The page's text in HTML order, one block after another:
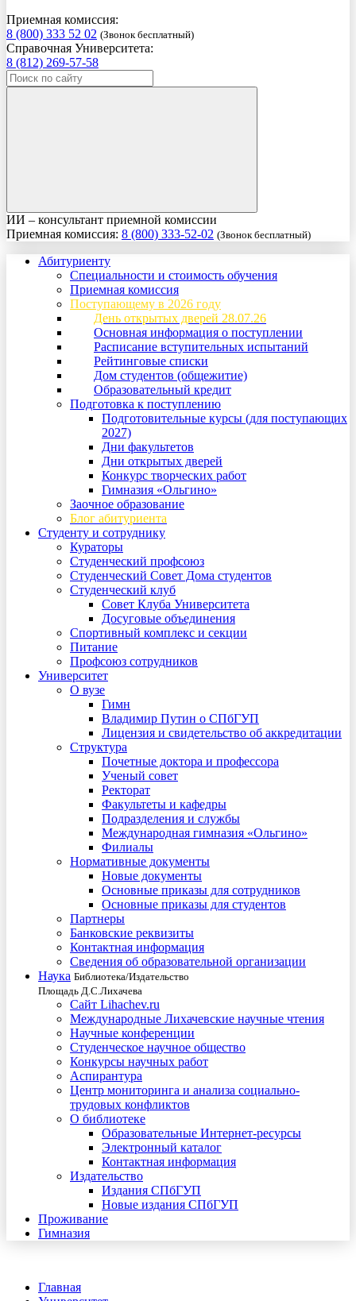
Приемная комиссия:
8 (800) 333 52 02 (Звонок бесплатный)
Справочная Университета:
8 (812) 269-57-58
ИИ – консультант приемной комиссии
Приемная комиссия: 8 (800) 333-52-02 (Звонок бесплатный)
Абитуриенту
Специальности и стоимость обучения
Приемная комиссия
Поступающему в 2026 году
День открытых дверей 28.07.26
Основная информация о поступлении
Расписание вступительных испытаний
Рейтинговые списки
Дом студентов (общежитие)
Образовательный кредит
Подготовка к поступлению
Подготовительные курсы (для поступающих
2027)
Дни факультетов
Дни открытых дверей
Конкурс творческих работ
Гимназия «Ольгино»
Заочное образование
Блог абитуриента
Студенту и сотруднику
Кураторы
Студенческий профсоюз
Студенческий Совет Дома студентов
Студенческий клуб
Совет Клуба Университета
Досуговые объединения
Спортивный комплекс и секции
Питание
Профсоюз сотрудников
Университет
О вузе
Гимн
Владимир Путин о СПбГУП
Лицензия и свидетельство об аккредитации
Структура
Почетные доктора и профессора
Ученый совет
Ректорат
Факультеты и кафедры
Подразделения и службы
Международная гимназия «Ольгино»
Филиалы
Нормативные документы
Новые документы
Основные приказы для сотрудников
Основные приказы для студентов
Партнеры
Банковские реквизиты
Контактная информация
Сведения об образовательной организации
Наука Библиотека/Издательство
Площадь Д.С.Лихачева
Сайт Lihachev.ru
Международные Лихачевские научные чтения
Научные конференции
Студенческое научное общество
Конкурсы научных работ
Аспирантура
Центр мониторинга и анализа социально-
трудовых конфликтов
О библиотеке
Образовательные Интернет-ресурсы
Электронный каталог
Контактная информация
Издательство
Издания СПбГУП
Новые издания СПбГУП
Проживание
Гимназия
Главная